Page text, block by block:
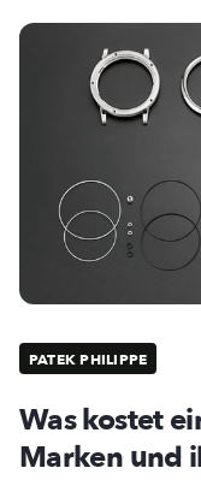
PATEK PHILIPPE
Was kostet
Marken und